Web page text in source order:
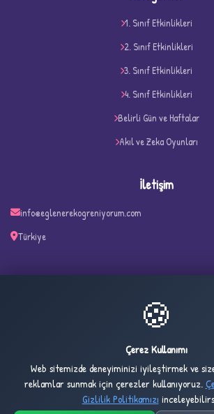
D
1. Sınıf Etkinlikleri
2. Sınıf Etkinlikleri
3. Sınıf Etkinlikleri
4. Sınıf Etkinlikleri
Belirli Gün ve Haftalar
Akıl ve Zeka Oyunları
İletişim
info@eglenerekogreniyorum.com
Türkiye
2,784
DÜN
🍪
Çerez Kullanımı
Web sitemizde deneyiminizi iyileştirmek ve
reklamlar sunmak için çerezler kullanıyoruz.
Gizlilik Politikamızı